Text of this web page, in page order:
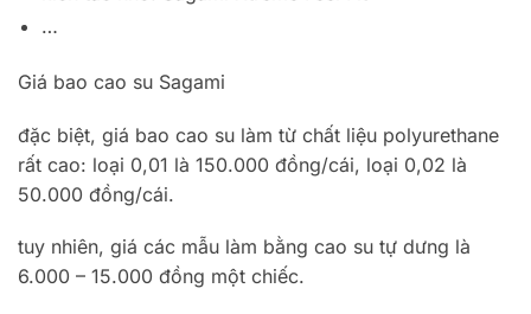
…
Giá bao cao su Sagami
đặc biệt, giá bao cao su làm từ chất liệu polyurethane
rất cao: loại 0,01 là 150.000 đồng/cái, loại 0,02 là
50.000 đồng/cái.
tuy nhiên, giá các mẫu làm bằng cao su tự dưng là
6.000 – 15.000 đồng một chiếc.